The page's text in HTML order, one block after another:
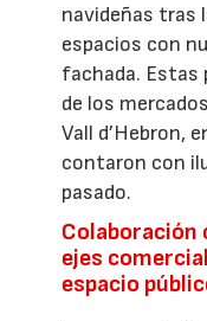
navideñas tras
espacios con
fachada. Estas
de los
Vall d’Hebron,
contaron con
pasado.
Colaboración
ejes
espacio